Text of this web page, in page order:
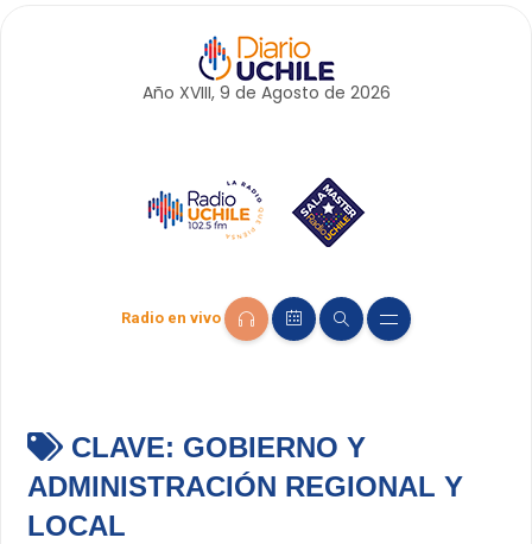
Año XVIII, 9 de Agosto de 2026
Radio en vivo
CLAVE: GOBIERNO Y
ADMINISTRACIÓN REGIONAL Y
LOCAL